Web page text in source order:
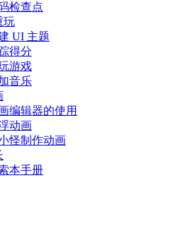
检查点
玩
UI 主题
得分
游戏
音乐
编辑器的使用
动画
怪制作动画
本手册